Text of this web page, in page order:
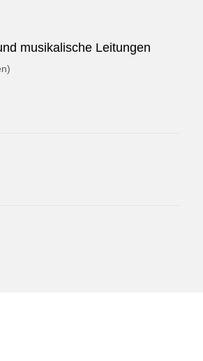
musikalische Leitungen